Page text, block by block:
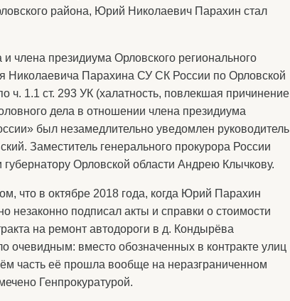
района, Юрий Николаевич Парахин стал
члена президиума Орловского регионального
Николаевича Парахина СУ СК России по Орловской
ч. 1.1 ст. 293 УК (халатность, повлекшая причинение
дела в отношении члена президиума
был незамедлительно уведомлен руководитель
Заместитель генерального прокурора России
Орловской области Андрею Клычкову.
что в октябре 2018 года, когда Юрий Парахин
незаконно подписал акты и справки о стоимости
на ремонт автодороги в д. Кондырёва
очевидным: вместо обозначенных в контракте улиц
часть её прошла вообще на неразграниченном
Генпрокуратурой.